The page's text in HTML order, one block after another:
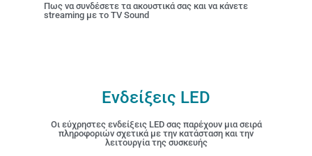
Πως να συνδέσετε τα ακουστικά σας και να κάνετε
streaming με το TV Sound
Ενδείξεις LED
Οι εύχρηστες ενδείξεις LED σας παρέχουν μια σειρά
πληροφοριών σχετικά με την κατάσταση και την
λειτουργία της συσκευής